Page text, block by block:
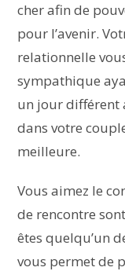
cher afin de
pour l’avenir.
relationnelle
sympathique
un jour différent
dans votre
meilleure.
Vous aimez le
de rencontre
êtes quelqu’un
vous permet de